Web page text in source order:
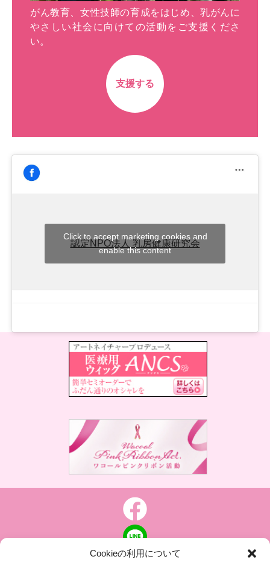
Cookieの利用について
がん教育、女性技師の育成をはじめ、乳がんに
やさしい社会に向けての活動をご支援くださ
い。
支援する
認定NPO法人 乳房健康研究会
Click to accept marketing cookies and
enable this content